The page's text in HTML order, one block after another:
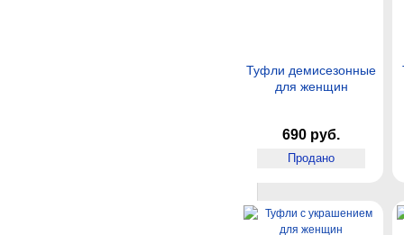
Туфли демисезонные
для женщин
690 руб.
Продано